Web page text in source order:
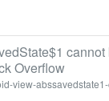
Overflow
view-